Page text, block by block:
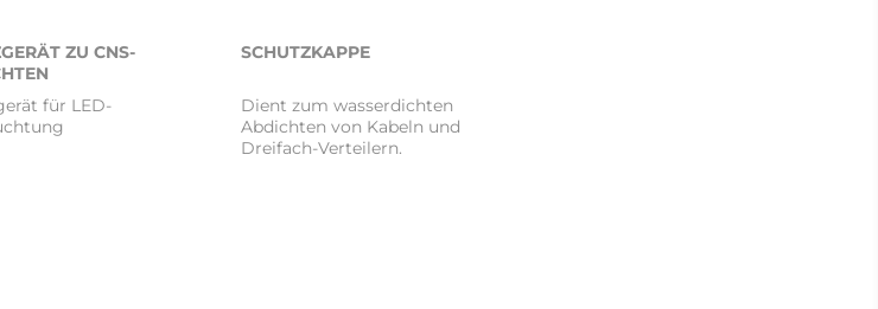
ZU CNS-
für LED-
SCHUTZKAPPE
Dient zum wasserdichten
Abdichten von Kabeln und
Dreifach-Verteilern.